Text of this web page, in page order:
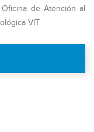
de Atención al
VIT.